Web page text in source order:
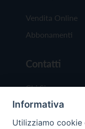
Vendita Online
Abbonamenti
Contatti
Chi Siamo
Redazione
Scrivici
Informativa
Utilizziamo